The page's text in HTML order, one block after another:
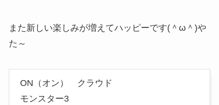
また新しい楽しみが増えてハッピーです(＾ω＾)や
た～
ON（オン） クラウド
モンスター3